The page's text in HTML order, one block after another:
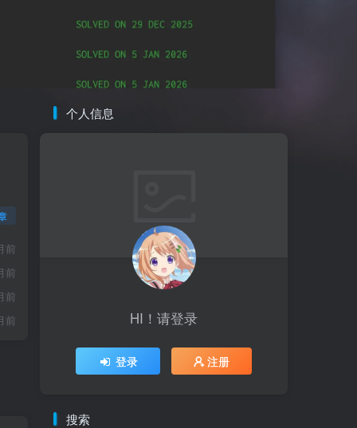
前
前
前
前
个人信息
HI！请登录
登录 注册
搜索